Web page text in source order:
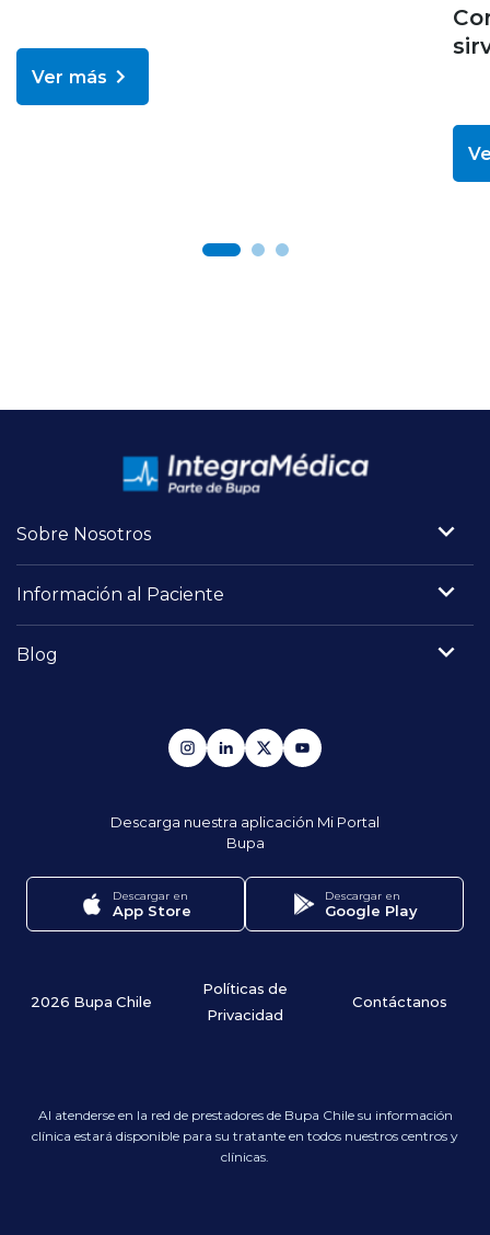
Ver más
Sobre Nosotros
Información al Paciente
Blog
Descarga nuestra aplicación Mi Portal
Bupa
Descargar en
App Store
Descargar en
Google Play
2026 Bupa Chile
Políticas de
Privacidad
Contáctanos
Al atenderse en la red de prestadores de Bupa Chile su información
clínica estará disponible para su tratante en todos nuestros centros y
clínicas.